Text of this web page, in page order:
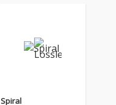
をYuto Uchino(Vo / Sy
nth)が手がけている。
掛けるJoe Lambertが
Spiral